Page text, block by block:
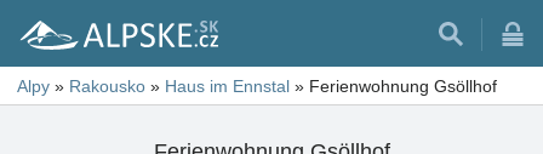
Alpy » Rakousko » Haus im Ennstal » Ferienwohnung Gsöllhof